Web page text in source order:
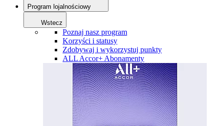
Program lojalnościowy
Wstecz
Poznaj nasz program
Korzyści i statusy
Zdobywaj i wykorzystuj punkty
ALL Accor+ Abonamenty